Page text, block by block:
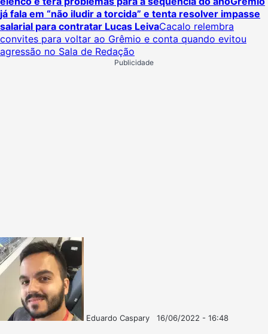
já fala em “não iludir a torcida” e tenta resolver impasse
salarial para contratar Lucas LeivaCacalo relembra
convites para voltar ao Grêmio e conta quando evitou
agressão no Sala de Redação
Publicidade
Eduardo Caspary
16/06/2022 - 16:48